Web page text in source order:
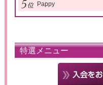
Pappy
特選メニュー